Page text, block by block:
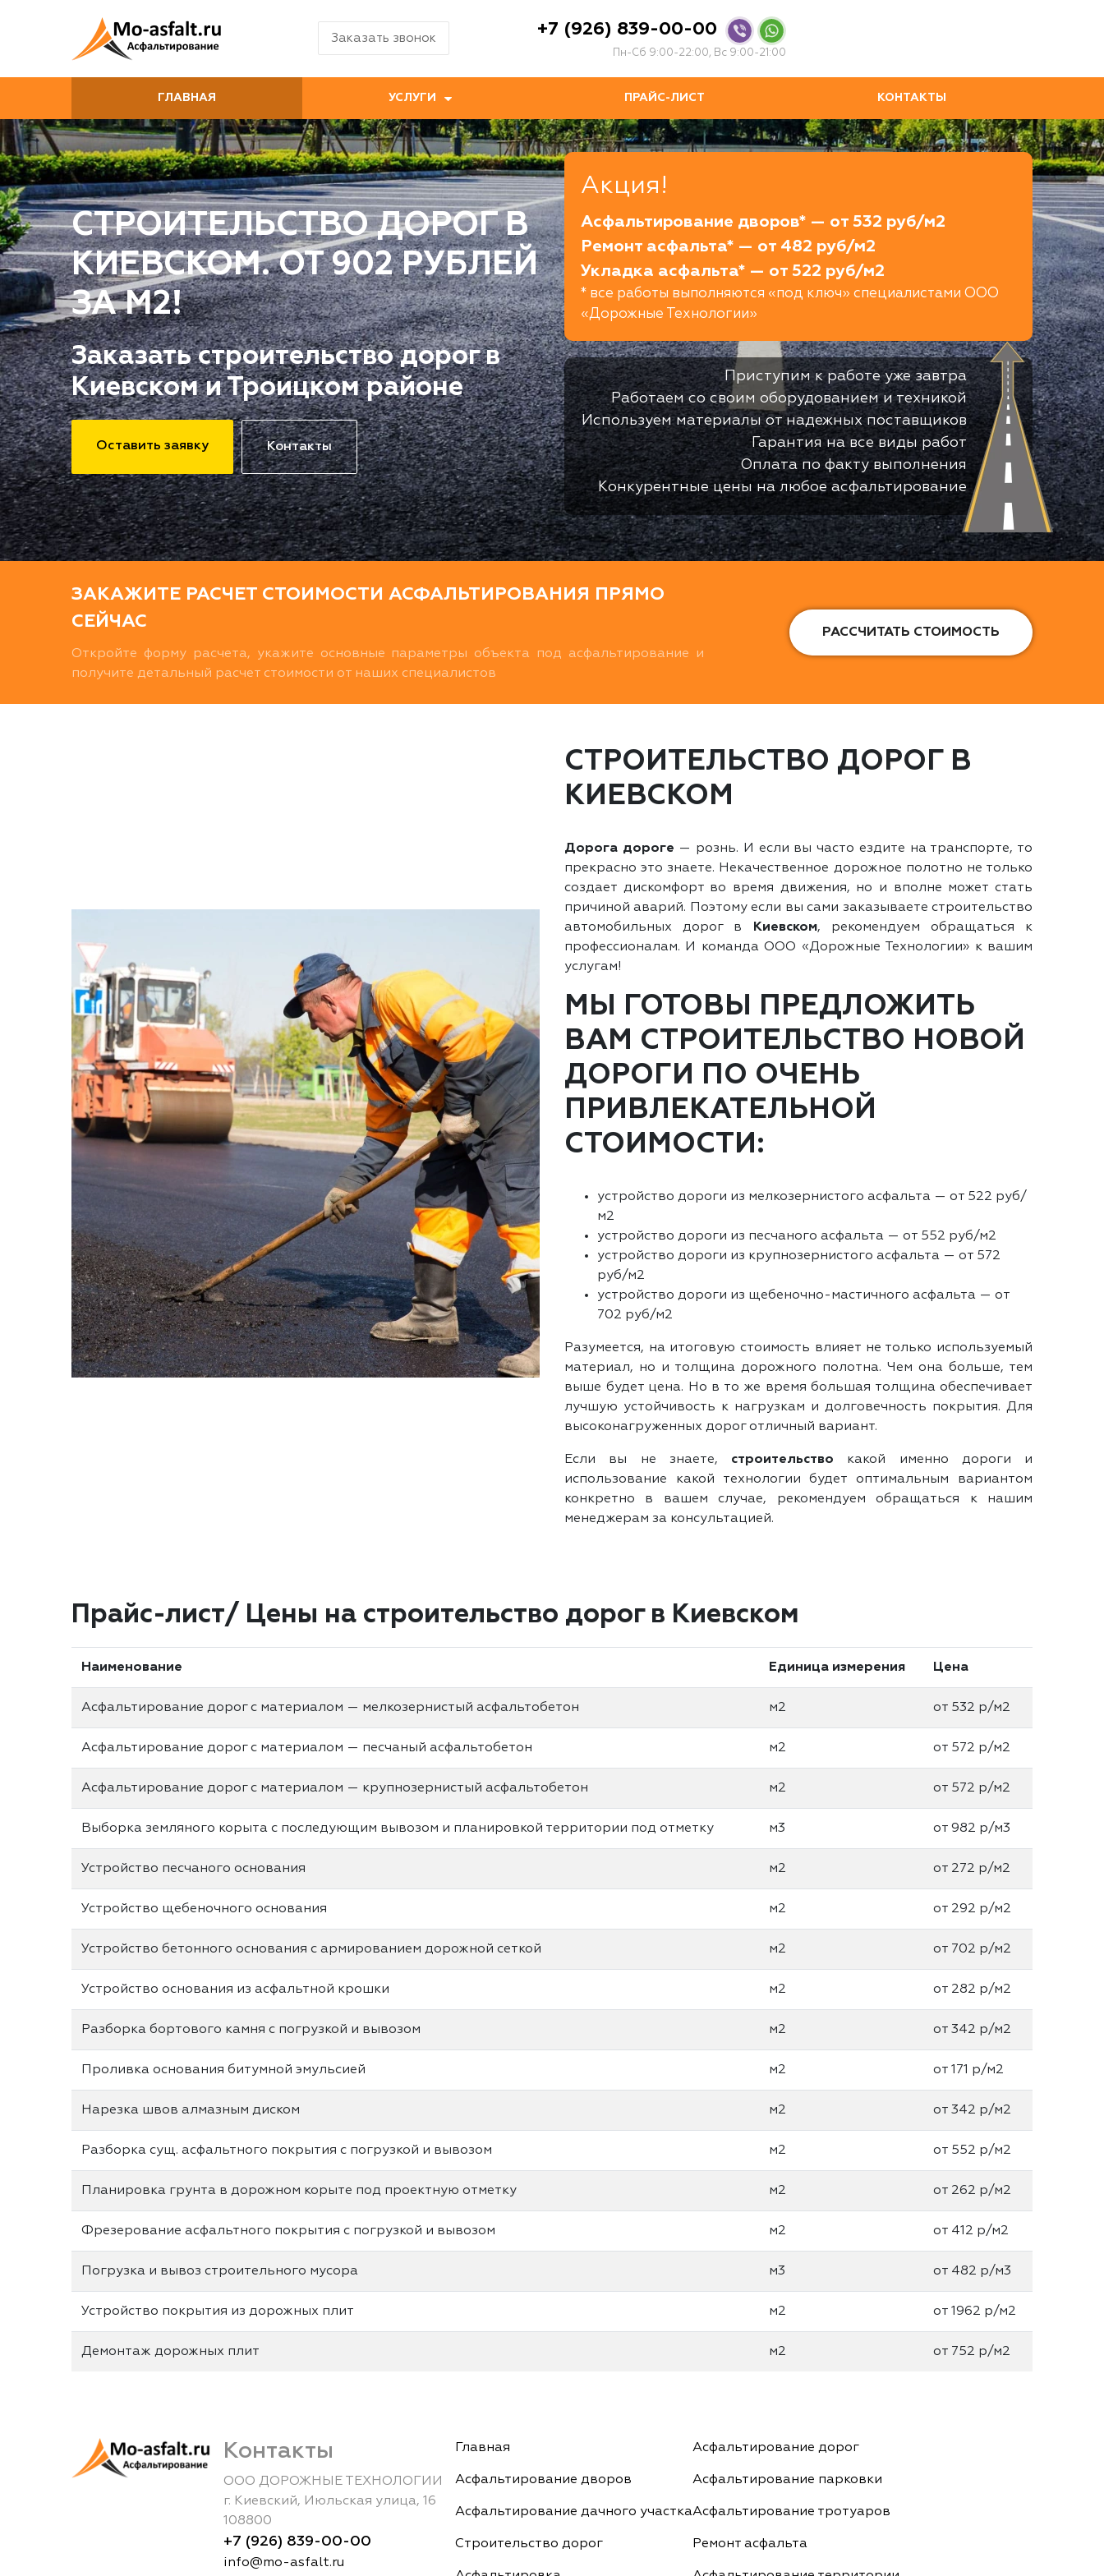
Заказать звонок +7 (926) 839-00-00
Пн-Сб 9:00-22:00, Вс 9:00-21:00
ГЛАВНАЯ УСЛУГИ ПРАЙС-ЛИСТ КОНТАКТЫ
СТРОИТЕЛЬСТВО ДОРОГ В
КИЕВСКОМ. ОТ 902 РУБЛЕЙ
ЗА М2!
Заказать строительство дорог в
Киевском и Троицком районе
Оставить заявку Контакты
Акция!
Асфальтирование дворов* — от 532 руб/м2
Ремонт асфальта* — от 482 руб/м2
Укладка асфальта* — от 522 руб/м2
* все работы выполняются «под ключ» специалистами ООО
«Дорожные Технологии»
Приступим к работе уже завтра
Работаем со своим оборудованием и техникой
Используем материалы от надежных поставщиков
Гарантия на все виды работ
Оплата по факту выполнения
Конкурентные цены на любое асфальтирование
ЗАКАЖИТЕ РАСЧЕТ СТОИМОСТИ АСФАЛЬТИРОВАНИЯ ПРЯМО
СЕЙЧАС
Откройте форму расчета, укажите основные параметры объекта под асфальтирование и
получите детальный расчет стоимости от наших специалистов
РАССЧИТАТЬ СТОИМОСТЬ
СТРОИТЕЛЬСТВО ДОРОГ В
КИЕВСКОМ
Дорога дороге — рознь. И если вы часто ездите на транспорте, то
прекрасно это знаете. Некачественное дорожное полотно не только
создает дискомфорт во время движения, но и вполне может стать
причиной аварий. Поэтому если вы сами заказываете строительство
автомобильных дорог в
Киевском, рекомендуем обращаться к
профессионалам. И команда ООО «Дорожные Технологии» к вашим
услугам!
МЫ ГОТОВЫ ПРЕДЛОЖИТЬ
ВАМ СТРОИТЕЛЬСТВО НОВОЙ
ДОРОГИ ПО ОЧЕНЬ
ПРИВЛЕКАТЕЛЬНОЙ
СТОИМОСТИ:
устройство дороги из мелкозернистого асфальта — от 522 руб/
м2
устройство дороги из песчаного асфальта — от 552 руб/м2
устройство дороги из крупнозернистого асфальта — от 572
руб/м2
устройство дороги из щебеночно-мастичного асфальта — от
702 руб/м2
Разумеется, на итоговую стоимость влияет не только используемый
материал, но и толщина дорожного полотна. Чем она больше, тем
выше будет цена. Но в то же время большая толщина обеспечивает
лучшую устойчивость к нагрузкам и долговечность покрытия. Для
высоконагруженных дорог отличный вариант.
Если вы не знаете, строительство какой именно дороги и
использование какой технологии будет оптимальным вариантом
конкретно в вашем случае, рекомендуем обращаться к нашим
менеджерам за консультацией.
Прайс-лист/ Цены на строительство дорог в Киевском
Наименование Единица измерения Цена
Асфальтирование дорог с материалом — мелкозернистый асфальтобетон м2 от 532 р/м2
Асфальтирование дорог с материалом — песчаный асфальтобетон м2 от 572 р/м2
Асфальтирование дорог с материалом — крупнозерниcтый асфальтобетон м2 от 572 р/м2
Выборка земляного корыта с последующим вывозом и планировкой территории под отметку м3 от 982 р/м3
Устройство песчаного основания м2 от 272 р/м2
Устройство щебеночного основания м2 от 292 р/м2
Устройство бетонного основания с армированием дорожной сеткой м2 от 702 р/м2
Устройство основания из асфальтной крошки м2 от 282 р/м2
Разборка бортового камня с погрузкой и вывозом м2 от 342 р/м2
Проливка основания битумной эмульсией м2 от 171 р/м2
Нарезка швов алмазным диском м2 от 342 р/м2
Разборка сущ. асфальтного покрытия с погрузкой и вывозом м2 от 552 р/м2
Планировка грунта в дорожном корыте под проектную отметку м2 от 262 р/м2
Фрезерование асфальтного покрытия с погрузкой и вывозом м2 от 412 р/м2
Погрузка и вывоз строительного мусора м3 от 482 р/м3
Устройство покрытия из дорожных плит м2 от 1962 р/м2
Демонтаж дорожных плит м2 от 752 р/м2
Контакты
ООО ДОРОЖНЫЕ ТЕХНОЛОГИИ
г. Киевский, Июльская улица, 16
108800
+7 (926) 839-00-00
info@mo-asfalt.ru
Главная Асфальтирование дорог
Асфальтирование дворов Асфальтирование парковки
Асфальтирование дачного участкаАсфальтирование тротуаров
Строительство дорог Ремонт асфальта